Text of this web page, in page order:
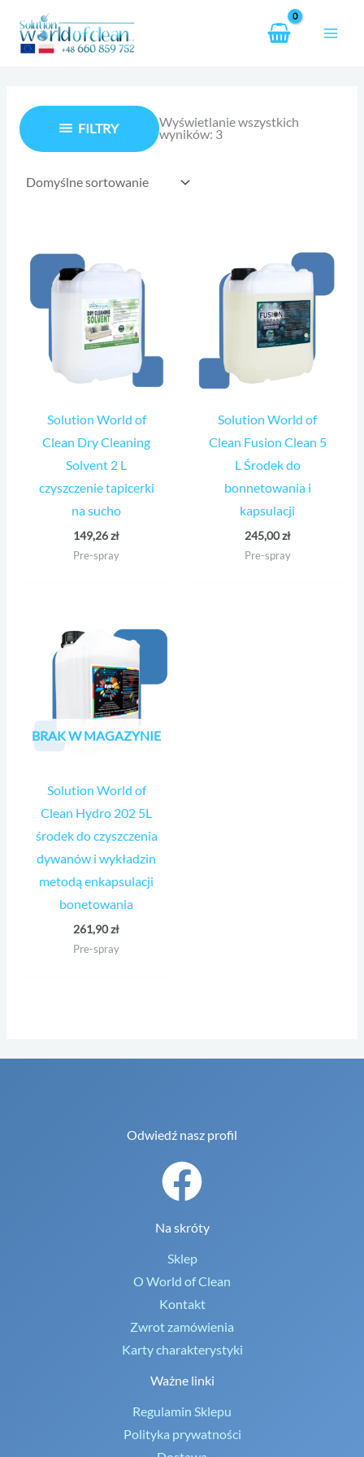
treści
FILTRY
Wyświetlanie wszystkich
wyników: 3
Solution World of
Clean Dry Cleaning
Solvent 2 L
czyszczenie tapicerki
na sucho
149,26zł
Pre-spray
Solution World of
Clean Fusion Clean 5
L Środek do
bonnetowania i
kapsulacji
245,00zł
Pre-spray
BRAK W MAGAZYNIE
Solution World of
Clean Hydro 202 5L
środek do czyszczenia
dywanów i wykładzin
metodą enkapsulacji
bonetowania
261,90zł
Pre-spray
Odwiedź nasz profil
Na skróty
Sklep
O World of Clean
Kontakt
Zwrot zamówienia
Karty charakterystyki
Ważne linki
Regulamin Sklepu
Polityka prywatności